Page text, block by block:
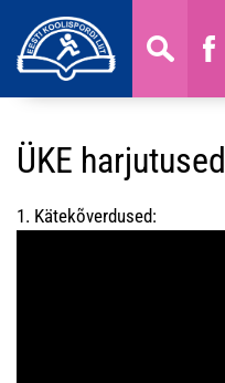
ÜKE harjutused
1. Kätekõverdused: